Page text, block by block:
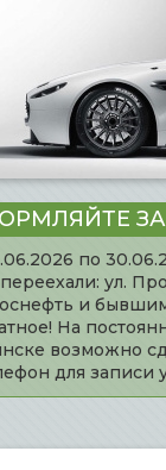
по
ул.
и бывшим
На
возможно
для